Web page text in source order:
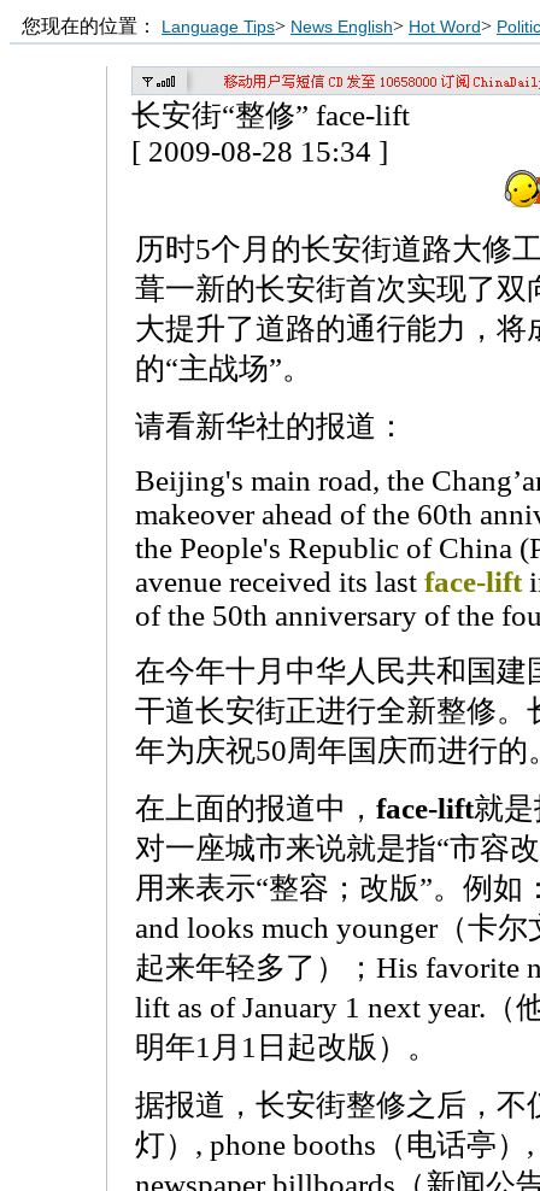
您现在的位置： Language Tips> News English> Hot Word>
长安街“整修” face-lift
[ 2009-08-28 15:34 ]
历时5个月的长安街道路大修
葺一新的长安街首次实现了
大提升了道路的通行能力，将
的“主战场”。
请看新华社的报道：
Beijing's main road, the
makeover ahead of the 60th
the People's Republic of China
avenue received its last face-lift
of the 50th anniversary of the
在今年十月中华人民共和国建
干道长安街正进行全新整修。
年为庆祝50周年国庆而进行的
在上面的报道中， face-lift就是
对一座城市来说就是指“市容
用来表示“整容；改版”。例如
and looks much younger（卡
起来年轻多了）；His favorite
lift as of January 1 next year.
明年1月1日起改版）。
据报道，长安街整修之后，不
灯）, phone booths（电话亭）
newspaper billboards（新闻公